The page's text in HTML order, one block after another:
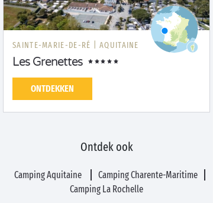
SAINTE-MARIE-DE-RÉ | AQUITAINE
Les Grenettes
ONTDEKKEN
Ontdek ook
Camping Aquitaine
Camping Charente-Maritime
Camping La Rochelle